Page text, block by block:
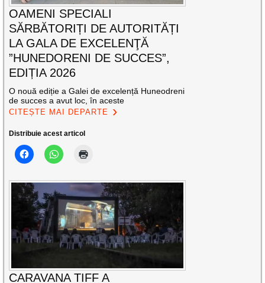
OAMENI SPECIALI
SĂRBĂTORIȚI DE AUTORITĂȚI
LA GALA DE EXCELENŢĂ
”HUNEDORENI DE SUCCES”,
EDIȚIA 2026
O nouă ediție a Galei de excelență Huneodreni
de succes a avut loc, în aceste
CITEȘTE MAI DEPARTE
Distribuie acest articol
CARAVANA TIFF A